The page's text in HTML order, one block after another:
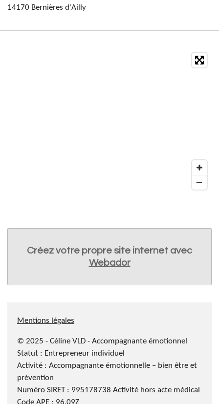
14170 Bernières d'Ailly
Créez votre propre site internet avec
Webador
Mentions légales
© 2025 - Céline VLD - Accompagnante émotionnel
Statut : Entrepreneur individuel
Activité : Accompagnante émotionnelle – bien être et
prévention
Numéro SIRET : 995178738 Activité hors acte médical
Code APE : 96.09Z